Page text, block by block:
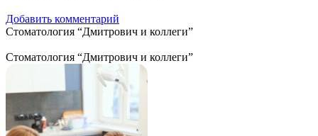
Добавить комментарий
Стоматология “Дмитрович и коллеги”
Стоматология “Дмитрович и коллеги”